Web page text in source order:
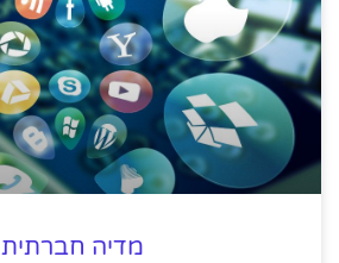
מדיה חברתית